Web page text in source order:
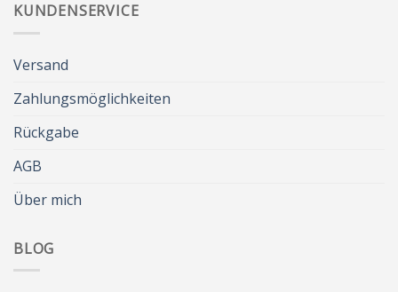
KUNDENSERVICE
Versand
Zahlungsmöglichkeiten
Rückgabe
AGB
Über mich
BLOG